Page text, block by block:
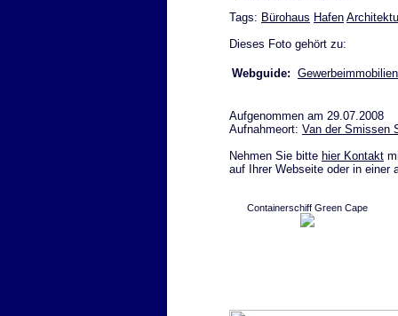
Tags: Bürohaus Hafen
Dieses Foto gehört zu:
Webguide: Gewerbeimmobilien
Aufgenommen am 29.07.2008
Aufnahmeort: Van der Smissen
Nehmen Sie bitte hier Kontakt
auf Ihrer Webseite oder in einer
Containerschiff Green Cape